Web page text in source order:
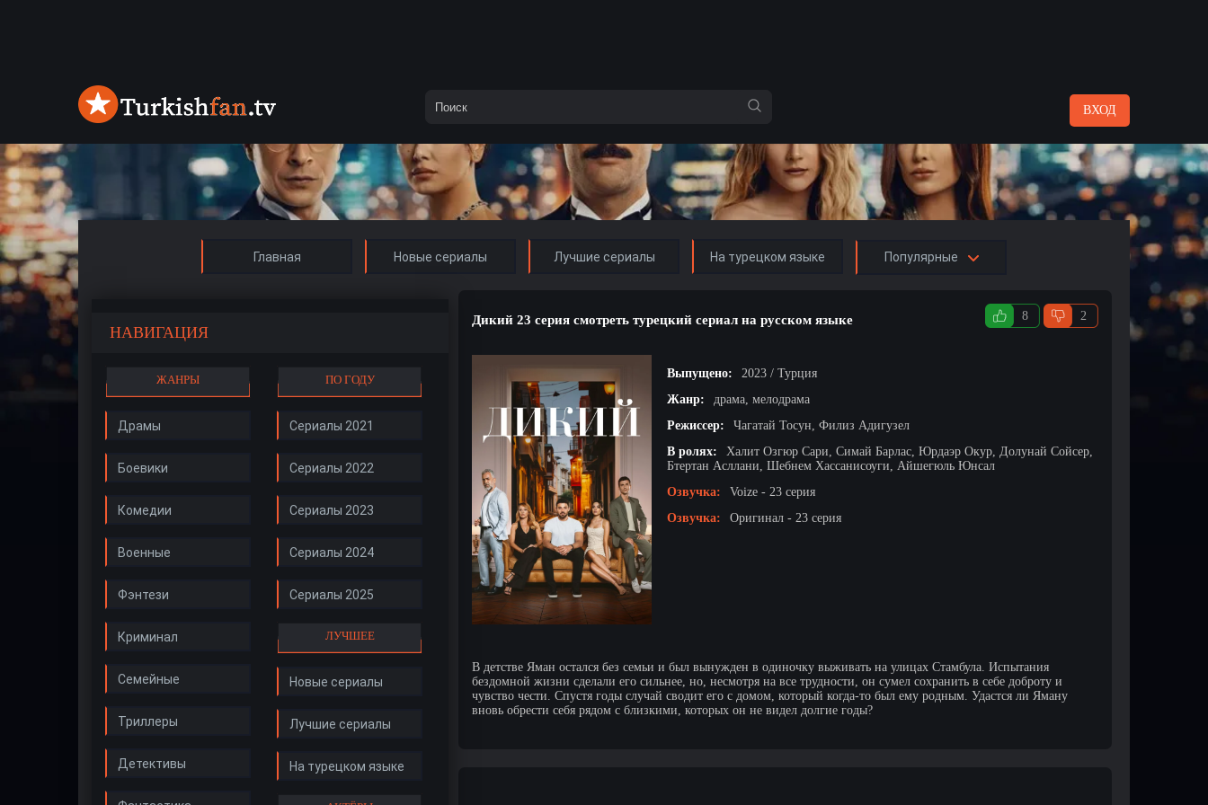
ВХОД
Главная Новые сериалы Лучшие сериалы На турецком языке Популярные
НАВИГАЦИЯ
ЖАНРЫ
Драмы
Боевики
Комедии
Военные
Фэнтези
Криминал
Семейные
Триллеры
Детективы
ПО ГОДУ
Сериалы 2021
Сериалы 2022
Сериалы 2023
Сериалы 2024
Сериалы 2025
ЛУЧШЕЕ
Новые сериалы
Лучшие сериалы
На турецком языке
Дикий 23 серия смотреть турецкий сериал на русском языке 8 2
Выпущено:
2023 / Турция
Жанр:
драма, мелодрама
Режиссер:
Чагатай Тосун, Филиз Адигузел
В ролях:
Халит Озгюр Сари, Симай Барлас, Юрдаэр Окур, Долунай Сойсер,
Бтертан Асллани, Шебнем Хассанисоуги, Айшегюль Юнсал
Озвучка:
Voize - 23 серия
Озвучка:
Оригинал - 23 серия
В детстве Яман остался без семьи и был вынужден в одиночку выживать на улицах Стамбула. Испытания
бездомной жизни сделали его сильнее, но, несмотря на все трудности, он сумел сохранить в себе доброту и
чувство чести. Спустя годы случай сводит его с домом, который когда-то был ему родным. Удастся ли Яману
вновь обрести себя рядом с близкими, которых он не видел долгие годы?